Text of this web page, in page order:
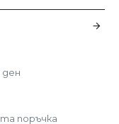
поръчка